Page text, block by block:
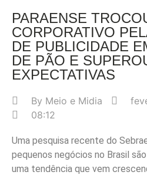
PARAENSE
CORPORATIVO
DE PUBLICIDADE
DE PÃO E
EXPECTATIVAS
By Meio e Midia
08:12
Uma pesquisa recente do
pequenos negócios no Brasil
uma tendência que vem